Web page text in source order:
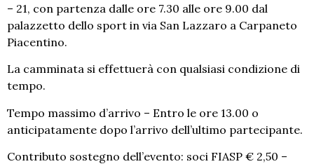
– 21, con partenza dalle ore 7.30 alle ore 9.00 dal
palazzetto dello sport in via San Lazzaro a Carpaneto
Piacentino.
La camminata si effettuerà con qualsiasi condizione di
tempo.
Tempo massimo d’arrivo – Entro le ore 13.00 o
anticipatamente dopo l’arrivo dell’ultimo partecipante.
Contributo sostegno dell’evento: soci FIASP € 2,50 –